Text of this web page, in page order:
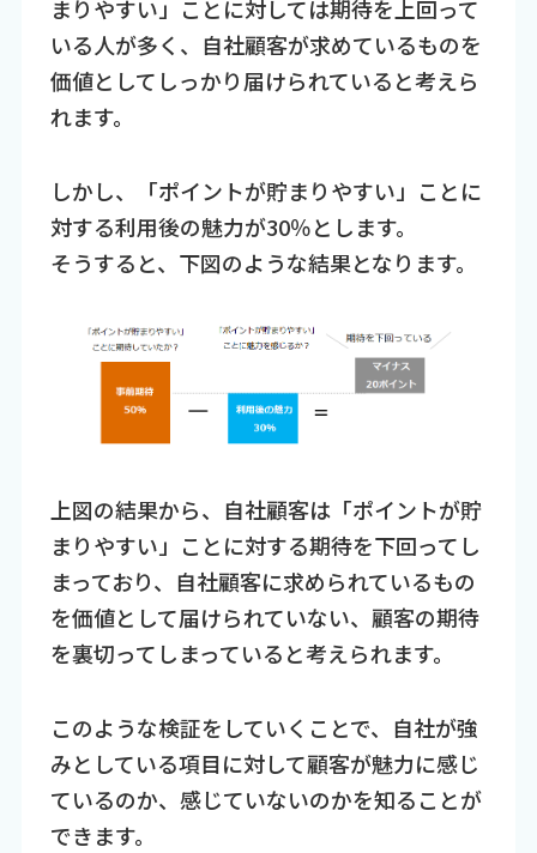
まりやすい」ことに対しては期待を上回って
いる人が多く、自社顧客が求めているものを
価値としてしっかり届けられていると考えら
れます。
しかし、「ポイントが貯まりやすい」ことに
対する利用後の魅力が30％とします。
そうすると、下図のような結果となります。
上図の結果から、自社顧客は「ポイントが貯
まりやすい」ことに対する期待を下回ってし
まっており、自社顧客に求められているもの
を価値として届けられていない、顧客の期待
を裏切ってしまっていると考えられます。
このような検証をしていくことで、自社が強
みとしている項目に対して顧客が魅力に感じ
ているのか、感じていないのかを知ることが
できます。